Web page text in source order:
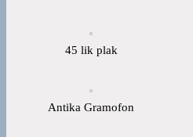
45 lik plak
Antika Gramofon